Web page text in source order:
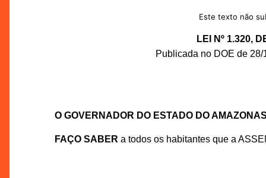
Este texto não
LEI Nº 1.320,
Publicada no DOE de
O GOVERNADOR DO ESTADO DO
FAÇO SABER a todos os habitantes que a